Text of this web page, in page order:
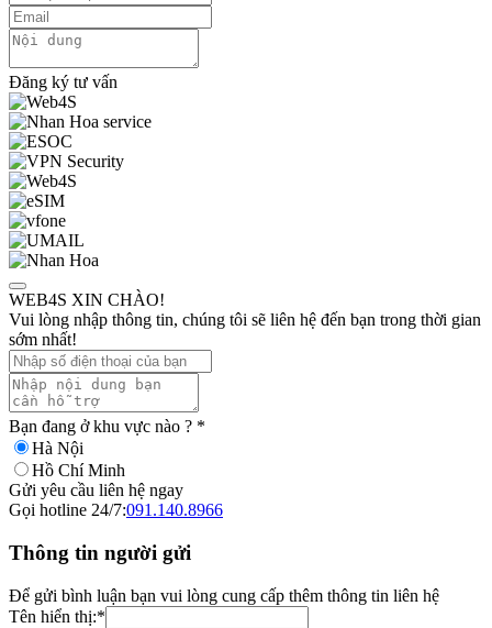
Đăng ký tư vấn
WEB4S XIN CHÀO!
Vui lòng nhập thông tin, chúng tôi sẽ liên hệ đến bạn trong thời gian
sớm nhất!
Bạn đang ở khu vực nào ? *
Hà Nội
Hồ Chí Minh
Gửi yêu cầu liên hệ ngay
Gọi hotline 24/7:091.140.8966
Thông tin người gửi
Để gửi bình luận bạn vui lòng cung cấp thêm thông tin liên hệ
Tên hiển thị:*